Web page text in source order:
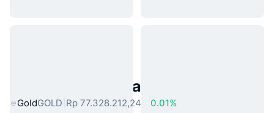
Aset Dunia Nyata Populer
GoldGOLD Rp 77.328.212,24
0.01%